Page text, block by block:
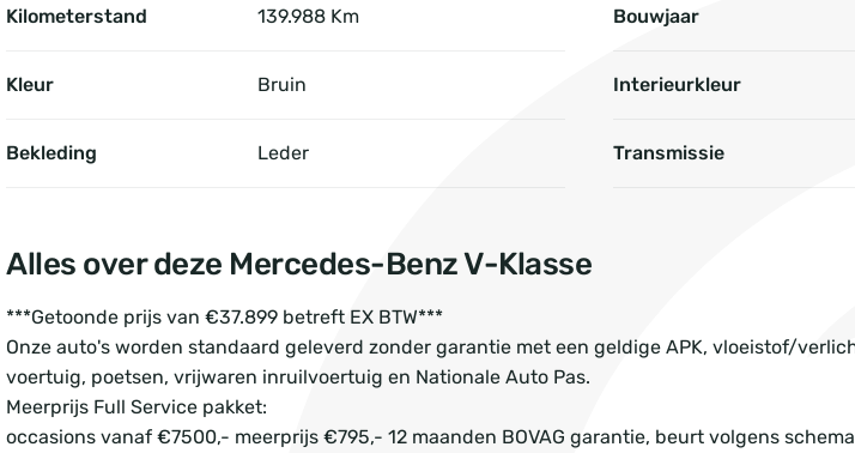
Kilometerstand 139.988 Km Bouwjaar
Kleur Bruin Interieurkleur
Bekleding Leder Transmissie
Alles over deze Mercedes-Benz V-Klasse
***Getoonde prijs van €37.899 betreft EX BTW***
Onze auto's worden standaard geleverd zonder garantie met een geldige APK, vloeistof/
voertuig, poetsen, vrijwaren inruilvoertuig en Nationale Auto Pas.
Meerprijs Full Service pakket:
occasions vanaf €7500,- meerprijs €795,- 12 maanden BOVAG garantie, beurt volgens